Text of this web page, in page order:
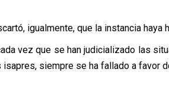
igualmente, que la instancia
vez que se han judicializado las
siempre se ha fallado a favor